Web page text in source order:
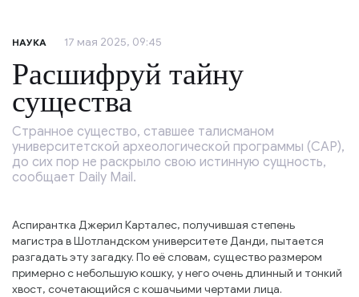
НАУКА 17 мая 2025, 09:45
Расшифруй тайну
существа
Странное существо, ставшее талисманом
университетской археологической программы (CAP),
до сих пор не раскрыло свою истинную сущность,
сообщает Daily Mail.
Аспирантка Джерил Карталес, получившая степень
магистра в Шотландском университете Данди, пытается
разгадать эту загадку. По её словам, существо размером
примерно с небольшую кошку, у него очень длинный и тонкий
хвост, сочетающийся с кошачьими чертами лица.